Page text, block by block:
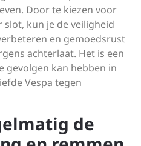
Door te kiezen voor
kun je de veiligheid
en gemoedsrust
achterlaat. Het is een
gevolgen kan hebben in
Vespa tegen
de